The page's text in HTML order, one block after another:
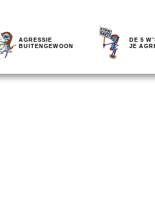
AGRESSIE
BUITENGEWOON
DE 5
JE